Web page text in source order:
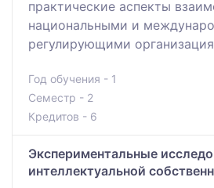
практические аспекты
национальными и
регулирующими
Год обучения - 1
Семестр - 2
Кредитов - 6
Экспериментальные
интеллектуальной